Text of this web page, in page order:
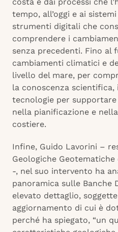
costa e dai processi che
tempo, all’oggi e ai
strumenti digitali che
comprendere i
senza precedenti. Fino al
cambiamenti climatici e
livello del mare, per
la conoscenza scientifica,
tecnologie per
nella pianificazione e
costiere.
Infine, Guido Lavorini –
Geologiche Geotematiche
-, nel suo intervento ha
panoramica sulle Banche
elevato dettaglio,
aggiornamento di cui è
perché ha spiegato, “un